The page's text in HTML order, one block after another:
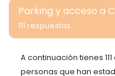
Parking y acceso a
111 respuestas
A continuación tienes
personas que han